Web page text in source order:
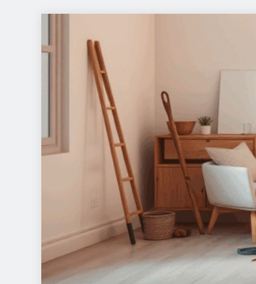
содержимому